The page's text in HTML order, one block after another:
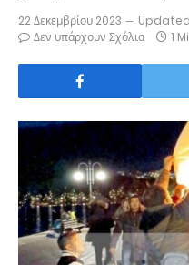
22 Δεκεμβρίου 2023
Δεν υπάρχουν Σχόλια
1